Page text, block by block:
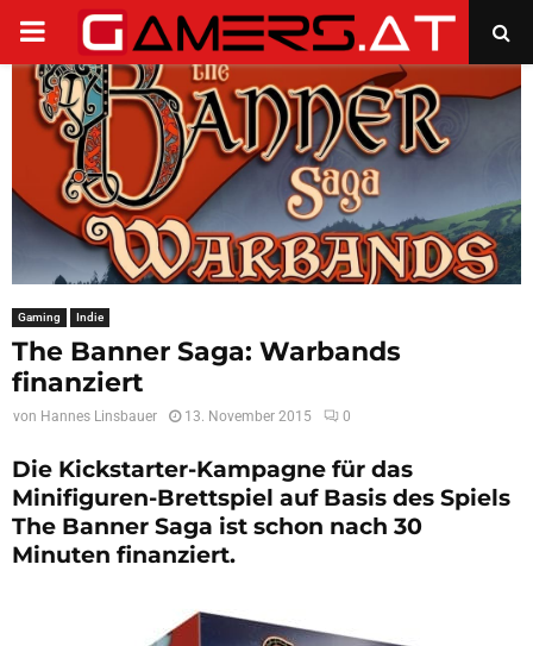
PRIMARY
MENU
Gaming Indie
The Banner Saga: Warbands
finanziert
von Hannes Linsbauer 13. November 2015 0
Die Kickstarter-Kampagne für das
Minifiguren-Brettspiel auf Basis des Spiels
The Banner Saga ist schon nach 30
Minuten finanziert.